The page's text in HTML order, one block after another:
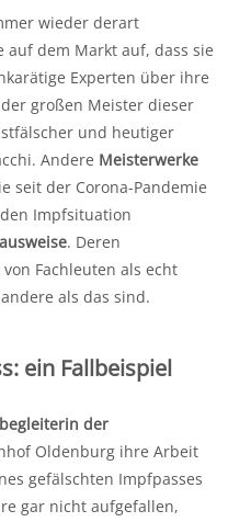
wieder derart
auf dem Markt auf, dass sie
Experten über ihre
großen Meister dieser
und heutiger
Andere Meisterwerke
seit der Corona-Pandemie
Impfsituation
. Deren
Fachleuten als echt
als das sind.
ein Fallbeispiel
der
Oldenburg ihre Arbeit
gefälschten Impfpasses
gar nicht aufgefallen,